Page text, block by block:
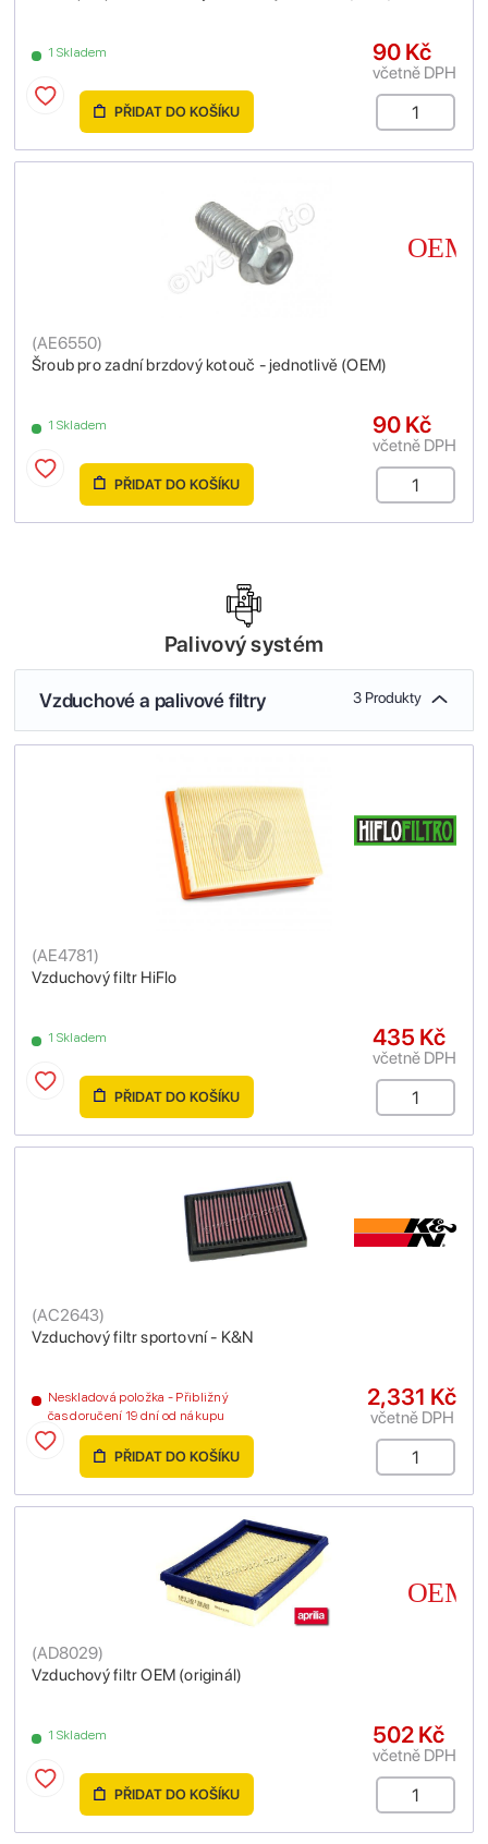
1 Skladem 90 Kč
včetně DPH
PŘIDAT DO KOŠÍKU
Šroub pro zadní brzdový kotouč - jednotlivě (OEM)
(AE6550)
1 Skladem 90 Kč
včetně DPH
PŘIDAT DO KOŠÍKU
Palivový systém
Vzduchové a palivové filtry 3 Produkty
Vzduchový filtr HiFlo
(AE4781)
1 Skladem 435 Kč
včetně DPH
PŘIDAT DO KOŠÍKU
Vzduchový filtr sportovní - K&N
(AC2643)
Neskladová položka - Přibližný
čas doručení 19 dní od nákupu
2,331 Kč
včetně DPH
PŘIDAT DO KOŠÍKU
Vzduchový filtr OEM (originál)
(AD8029)
1 Skladem 502 Kč
včetně DPH
PŘIDAT DO KOŠÍKU